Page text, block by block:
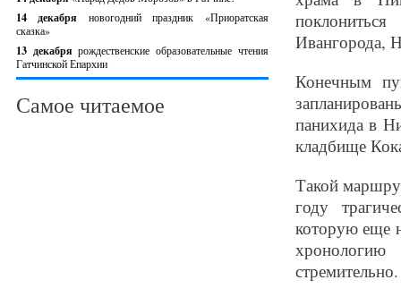
14 декабря новогодний праздник «Приоратская
сказка»
13 декабрярождественские образовательные чтения
Гатчинской Епархии
Самое читаемое
Ивангорода,
Конечным
панихида в
кладбище
Такой
году
которую еще
стремительно.